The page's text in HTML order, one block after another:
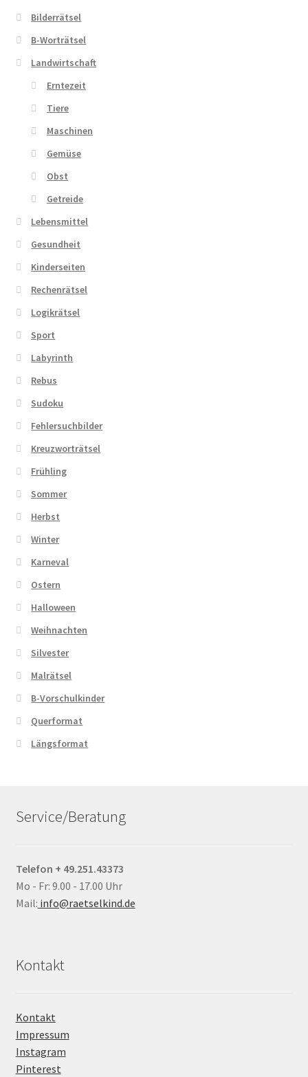
Bilderrätsel
B-Worträtsel
Landwirtschaft
Erntezeit
Tiere
Maschinen
Gemüse
Obst
Getreide
Lebensmittel
Gesundheit
Kinderseiten
Rechenrätsel
Logikrätsel
Sport
Labyrinth
Rebus
Sudoku
Fehlersuchbilder
Kreuzworträtsel
Frühling
Sommer
Herbst
Winter
Karneval
Ostern
Halloween
Weihnachten
Silvester
Malrätsel
B-Vorschulkinder
Querformat
Längsformat
Service/Beratung
Telefon + 49.251.43373
Mo - Fr: 9.00 - 17.00 Uhr
Mail: info@raetselkind.de
Kontakt
Kontakt
Impressum
Instagram
Pinterest